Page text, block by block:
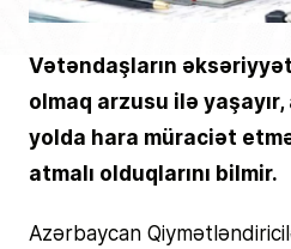
Vətəndaşların
olmaq arzusu ilə yaşayır,
yolda hara müraciət
atmalı olduqlarını bilmir.
Azərbaycan